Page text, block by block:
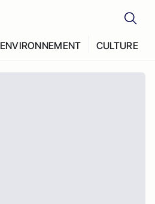
ENVIRONNEMENT CULTURE